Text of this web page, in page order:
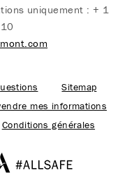
uniquement : + 1
Sitemap
mes informations
Conditions générales